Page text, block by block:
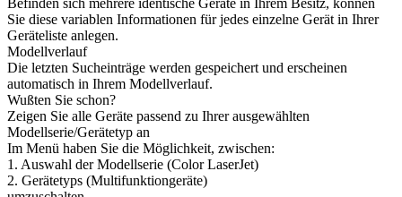
Sie diese variablen Informationen für jedes einzelne Gerät in Ihrer
Geräteliste anlegen.
Modellverlauf
Die letzten Sucheinträge werden gespeichert und erscheinen
automatisch in Ihrem Modellverlauf.
Wußten Sie schon?
Zeigen Sie alle Geräte passend zu Ihrer ausgewählten
Modellserie/Gerätetyp an
Im Menü haben Sie die Möglichkeit, zwischen:
1. Auswahl der Modellserie (Color LaserJet)
2. Gerätetyps (Multifunktiongeräte)